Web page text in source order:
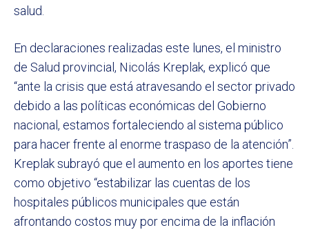
salud.
En declaraciones realizadas este lunes, el ministro
de Salud provincial, Nicolás Kreplak, explicó que
“ante la crisis que está atravesando el sector privado
debido a las políticas económicas del Gobierno
nacional, estamos fortaleciendo al sistema público
para hacer frente al enorme traspaso de la atención”.
Kreplak subrayó que el aumento en los aportes tiene
como objetivo “estabilizar las cuentas de los
hospitales públicos municipales que están
afrontando costos muy por encima de la inflación